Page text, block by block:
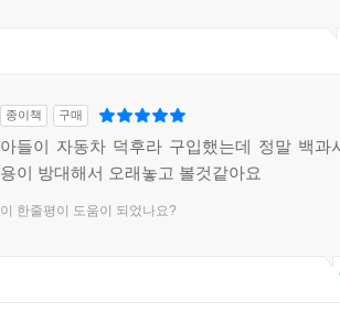
종이책 구매
아들이 자동차 덕후라 구입했는데 정말 백과
용이 방대해서 오래놓고 볼것같아요
이 한줄평이 도움이 되었나요?